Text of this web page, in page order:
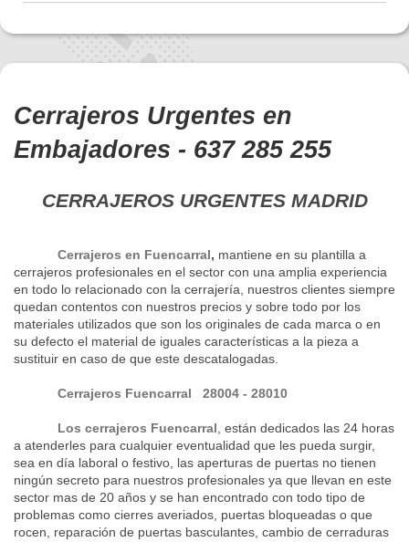
Cerrajeros Urgentes en
Embajadores - 637 285 255
CERRAJEROS URGENTES MADRID
Cerrajeros en Fuencarral, mantiene en su plantilla a
cerrajeros profesionales en el sector con una amplia experiencia
en todo lo relacionado con la cerrajería, nuestros clientes siempre
quedan contentos con nuestros precios y sobre todo por los
materiales utilizados que son los originales de cada marca o en
su defecto el material de iguales características a la pieza a
sustituir en caso de que este descatalogadas.
Cerrajeros Fuencarral 28004 - 28010
Los cerrajeros Fuencarral, están dedicados las 24 horas
a atenderles para cualquier eventualidad que les pueda surgir,
sea en día laboral o festivo, las aperturas de puertas no tienen
ningún secreto para nuestros profesionales ya que llevan en este
sector mas de 20 años y se han encontrado con todo tipo de
problemas como cierres averiados, puertas bloqueadas o que
rocen, reparación de puertas basculantes, cambio de cerraduras